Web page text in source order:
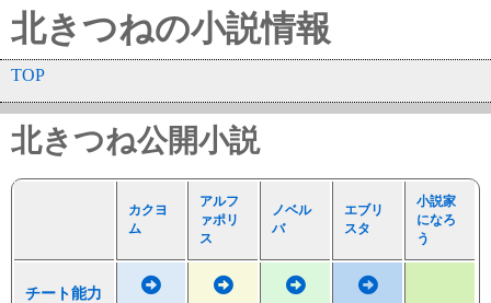
北きつねの小説情報
TOP
北きつね公開小説
カクヨ
ム
アルフ
ァポリ
ス
ノベル
バ
エブリ
スタ
小説家
になろ
う
チート能力